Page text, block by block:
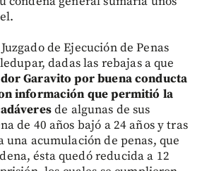
de Ejecución de Penas
dadas las rebajas a que
Garavito por buena conducta
información que permitió la
de algunas de sus
de 40 años bajó a 24 años y tras
acumulación de penas, que
ésta quedó reducida a 12